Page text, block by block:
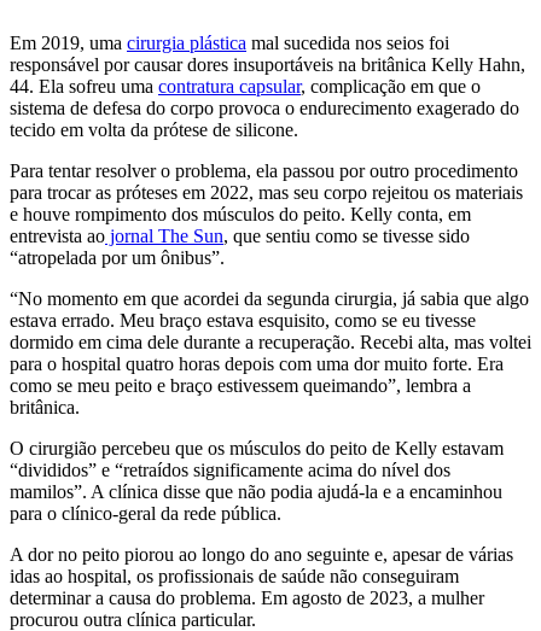
Em 2019, uma cirurgia plástica mal sucedida nos seios foi
responsável por causar dores insuportáveis na britânica Kelly Hahn,
44. Ela sofreu uma contratura capsular, complicação em que o
sistema de defesa do corpo provoca o endurecimento exagerado do
tecido em volta da prótese de silicone.
Para tentar resolver o problema, ela passou por outro procedimento
para trocar as próteses em 2022, mas seu corpo rejeitou os materiais
e houve rompimento dos músculos do peito. Kelly conta, em
entrevista ao jornal The Sun, que sentiu como se tivesse sido
“atropelada por um ônibus”.
“No momento em que acordei da segunda cirurgia, já sabia que algo
estava errado. Meu braço estava esquisito, como se eu tivesse
dormido em cima dele durante a recuperação. Recebi alta, mas voltei
para o hospital quatro horas depois com uma dor muito forte. Era
como se meu peito e braço estivessem queimando”, lembra a
britânica.
O cirurgião percebeu que os músculos do peito de Kelly estavam
“divididos” e “retraídos significamente acima do nível dos
mamilos”. A clínica disse que não podia ajudá-la e a encaminhou
para o clínico-geral da rede pública.
A dor no peito piorou ao longo do ano seguinte e, apesar de várias
idas ao hospital, os profissionais de saúde não conseguiram
determinar a causa do problema. Em agosto de 2023, a mulher
procurou outra clínica particular.